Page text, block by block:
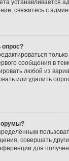
свяжитесь с
опрос?
сообщения в
любой из
или удалить
совершать
для